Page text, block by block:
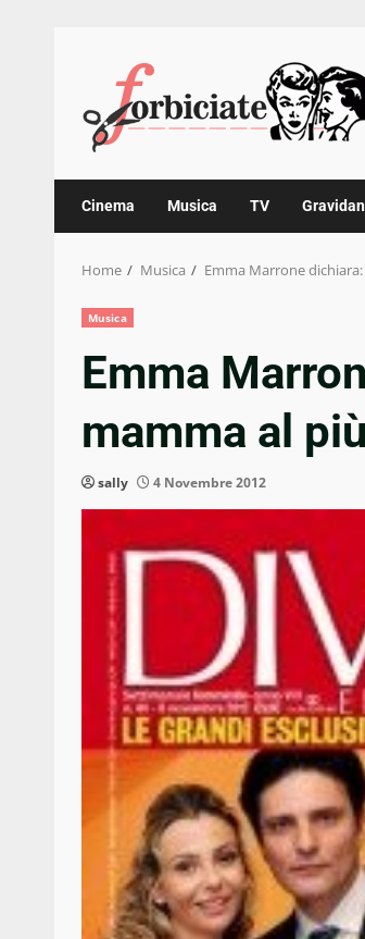
content
Cinema Musica TV
Home Musica Emma Marrone
Musica
Emma
mamma al
sally 4 Novembre 2012